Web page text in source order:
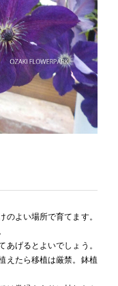
のよい場所で育てます。
げるとよいでしょう。
えたら移植は厳禁。鉢植